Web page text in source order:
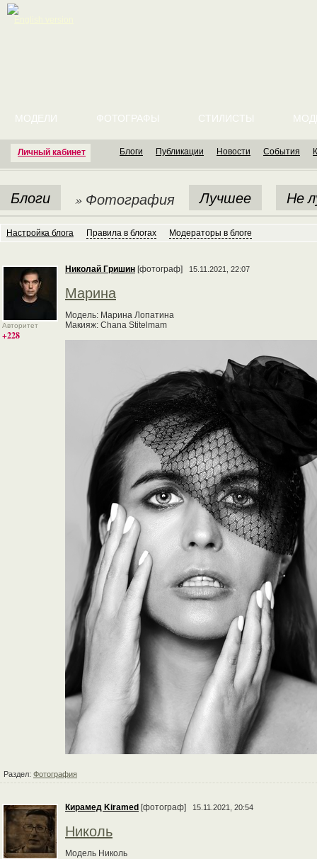
Личный кабинет
МОДЕЛИ ФОТОГРАФЫ СТИЛИСТЫ
Блоги Публикации Новости События
Блоги » Фотография Лучшее Не
Настройка блога Правила в блогах Модераторы в блоге
Авторитет
+228
Николай Гришин [фотограф] 15.11.2021, 22:07
Марина
Модель: Марина Лопатина
Макияж: Chana Stitelmam
Раздел: Фотография
Кирамед Kiramed [фотограф] 15.11.2021, 20:54
Николь
Модель Николь